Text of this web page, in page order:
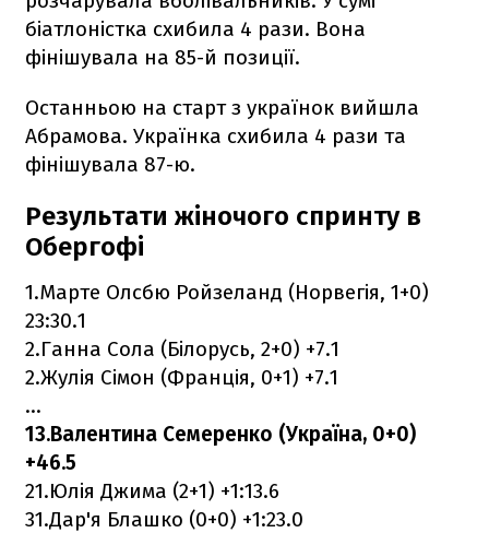
біатлоністка схибила 4 рази. Вона
фінішувала на 85-й позиції.
Останньою на старт з українок вийшла
Абрамова. Українка схибила 4 рази та
фінішувала 87-ю.
Результати жіночого спринту в
Обергофі
1.Марте Олсбю Ройзеланд (Норвегія, 1+0)
23:30.1
2.Ганна Сола (Білорусь, 2+0) +7.1
2.Жулія Сімон (Франція, 0+1) +7.1
...
13.Валентина Семеренко (Україна, 0+0)
+46.5
21.Юлія Джима (2+1) +1:13.6
31.Дар'я Блашко (0+0) +1:23.0